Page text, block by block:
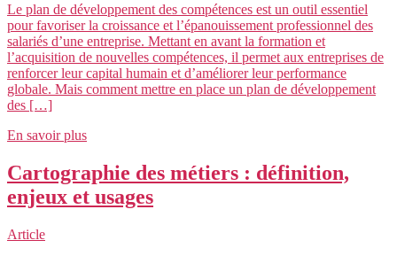
Le plan de développement des compétences est un outil essentiel
pour favoriser la croissance et l’épanouissement professionnel des
salariés d’une entreprise. Mettant en avant la formation et
l’acquisition de nouvelles compétences, il permet aux entreprises de
renforcer leur capital humain et d’améliorer leur performance
globale. Mais comment mettre en place un plan de développement
des […]
En savoir plus
Cartographie des métiers : définition,
enjeux et usages
Article